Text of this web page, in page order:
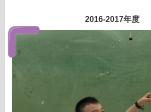
2016-2017年度